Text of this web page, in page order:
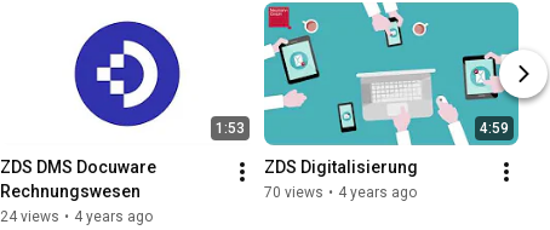
1:53
ZDS DMS Docuware
Rechnungswesen
24 views • 4 years ago
4:59
ZDS Digitalisierung
70 views • 4 years ago